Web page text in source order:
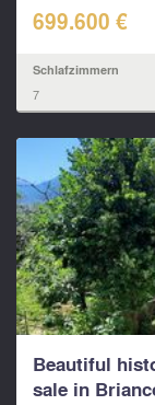
699.600 €
Schlafzimmern
7
Beautiful
sale in